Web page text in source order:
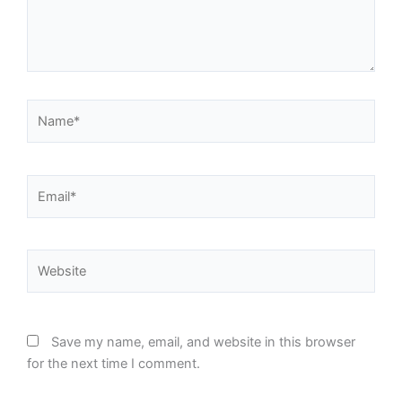
Save my name, email, and website in this browser
for the next time I comment.